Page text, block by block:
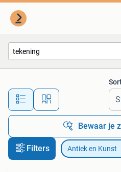
Alle
Bewaar je
Filters Antiek en Kunst